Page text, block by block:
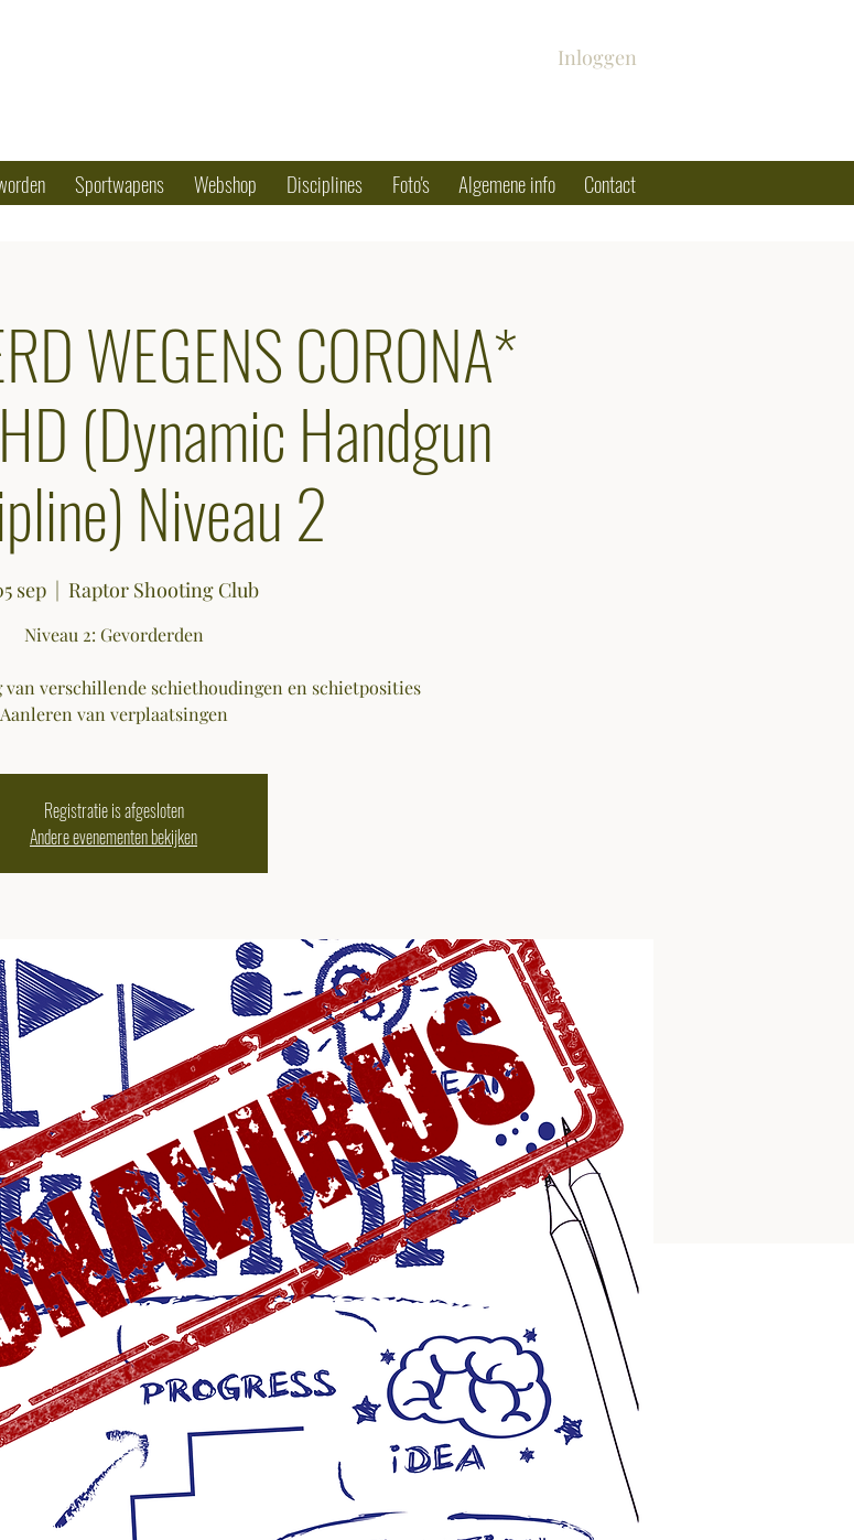
Inloggen
Sportwapens Webshop Disciplines Foto's Algemene info Contact
WEGENS CORONA*
(Dynamic Handgun
Niveau 2
sep
  |
Raptor Shooting Club
Niveau 2: Gevorderden
verschillende schiethoudingen en schietposities
Registratie is afgesloten
Andere evenementen bekijken